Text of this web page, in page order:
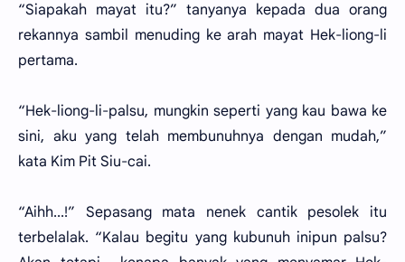
“Siapakah mayat itu?” tanyanya kepada dua orang
rekannya sambil menuding ke arah mayat Hek-liong-li
pertama.
“Hek-liong-li-palsu, mungkin seperti yang kau bawa ke
sini, aku yang telah membunuhnya dengan mudah,”
kata Kim Pit Siu-cai.
“Aihh...!” Sepasang mata nenek cantik pesolek itu
terbelalak. “Kalau begitu yang kubunuh inipun palsu?